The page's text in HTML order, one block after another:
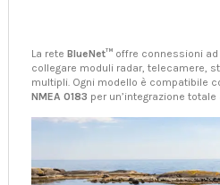
La rete BlueNet™ offre connessioni
collegare moduli radar, telecamere,
multipli. Ogni modello è compatibile
NMEA 0183 per un’integrazione totale